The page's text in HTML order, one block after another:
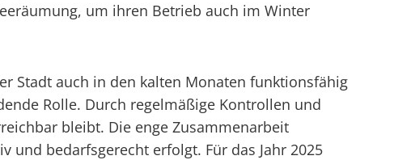
um ihren Betrieb auch im Winter
Stadt auch in den kalten Monaten funktionsfähig
Rolle. Durch regelmäßige Kontrollen und
bleibt. Die enge Zusammenarbeit
und bedarfsgerecht erfolgt. Für das Jahr 2025